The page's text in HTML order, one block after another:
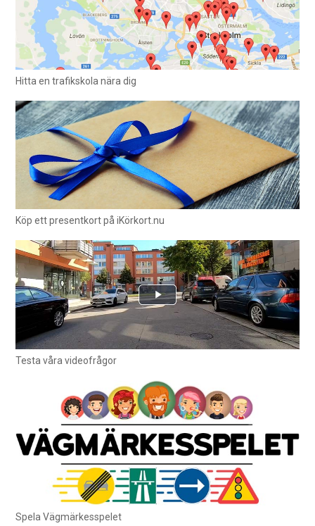
Hitta en trafikskola nära dig
Köp ett presentkort på iKörkort.nu
Testa våra videofrågor
Spela Vägmärkesspelet